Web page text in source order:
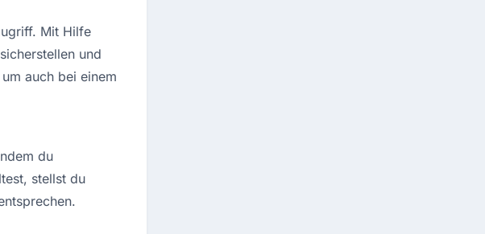
Mit Hilfe
und
auch bei einem
du
stellst du